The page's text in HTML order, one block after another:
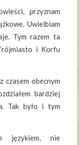
przyznam
Uwielbiam
Tym razem ta
i Korfu
obecnym
bardziej
Tak było i tym
językiem, nie